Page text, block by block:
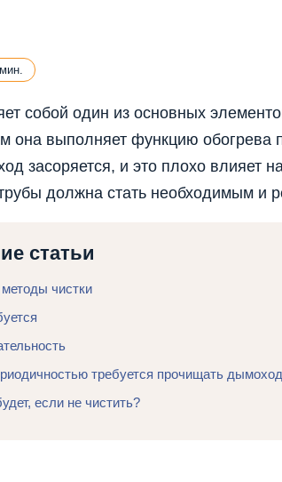
собой один из основных
она выполняет функцию обогрева
засоряется, и это плохо влияет
должна стать необходимым и
статьи
чистки
требуется прочищать дымоход
если не чистить?